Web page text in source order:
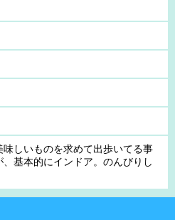
味しいものを求めて出歩いてる事
、基本的にインドア。のんびりし